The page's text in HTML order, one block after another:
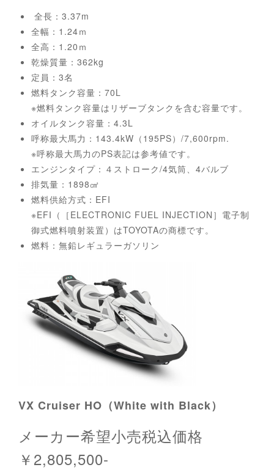
全長：3.37m
全幅：1.24ｍ
全高：1.20ｍ
乾燥質量：362kg
定員：3名
燃料タンク容量：70L
※燃料タンク容量はリザーブタンクを含む容量です。
オイルタンク容量：4.3L
呼称最大馬力：143.4kW（195PS）/7,600rpm.
※呼称最大馬力のPS表記は参考値です。
エンジンタイプ：４ストローク/4気筒、4バルブ
排気量：1898㎤
燃料供給方式：EFI
※EFI（［ELECTRONIC FUEL INJECTION］電子制
御式燃料噴射装置）はTOYOTAの商標です。
燃料：無鉛レギュラーガソリン
VX Cruiser HO（White with Black）
メーカー希望小売税込価格
￥2,805,500-